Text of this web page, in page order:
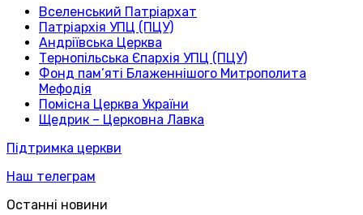
Вселенський Патріархат
Патріархія УПЦ (ПЦУ)
Андріївська Церква
Тернопільська Єпархія УПЦ (ПЦУ)
Фонд пам’яті Блаженнішого Митрополита
Мефодія
Помісна Церква України
Щедрик – Церковна Лавка
Підтримка церкви
Наш телеграм
Останні новини